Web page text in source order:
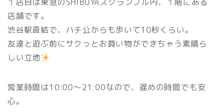
店舗です。
渋谷駅直結で、ハチ公からも歩いて10秒くらい。
友達と遊ぶ前にサクっとお買い物ができちゃう素晴ら
しい立地
営業時間は10:00〜21:00なので、遅めの時間でも安
心。